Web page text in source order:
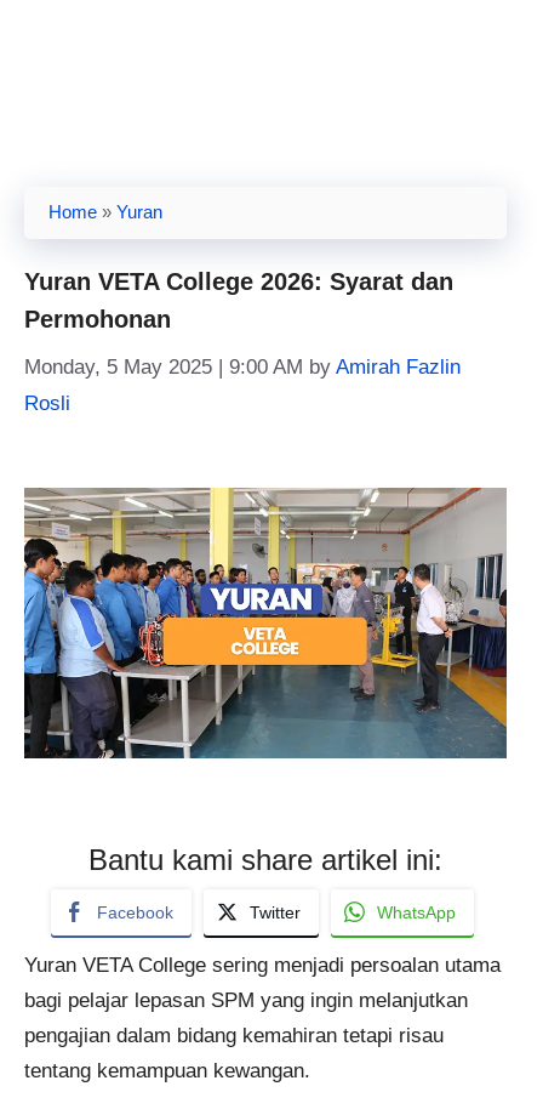
Home » Yuran
Yuran VETA College 2026: Syarat dan
Permohonan
Monday, 5 May 2025 | 9:00 AM by Amirah Fazlin
Rosli
Bantu kami share artikel ini:
Facebook Twitter WhatsApp
Yuran VETA College sering menjadi persoalan utama
bagi pelajar lepasan SPM yang ingin melanjutkan
pengajian dalam bidang kemahiran tetapi risau
tentang kemampuan kewangan.